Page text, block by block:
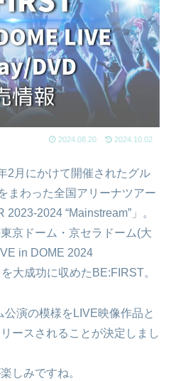
2024.08.20 2024.10.02
2月にかけて開催されたグル
まわった全国アリーナツアー
2024 “Mainstream”」。
京ドーム・京セラドーム(大
in DOME 2024
大成功に収めたBE:FIRST。
演の模様をLIVE映像作品と
ースされることが決定しまし
しみですね。